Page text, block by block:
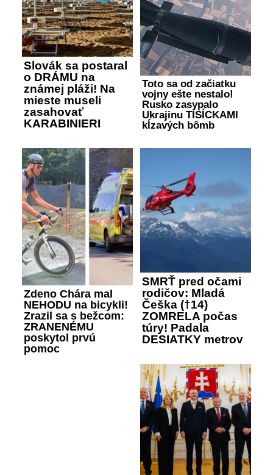
Slovák sa postaral
o DRÁMU na
známej pláži! Na
mieste museli
zasahovať
KARABINIERI
Toto sa od začiatku
vojny ešte nestalo!
Rusko zasypalo
Ukrajinu TISÍCKAMI
kĺzavých bômb
Zdeno Chára mal
NEHODU na bicykli!
Zrazil sa s bežcom:
ZRANENÉMU
poskytol prvú
pomoc
SMRŤ pred očami
rodičov: Mladá
Češka (†14)
ZOMRELA počas
túry! Padala
DESIATKY metrov